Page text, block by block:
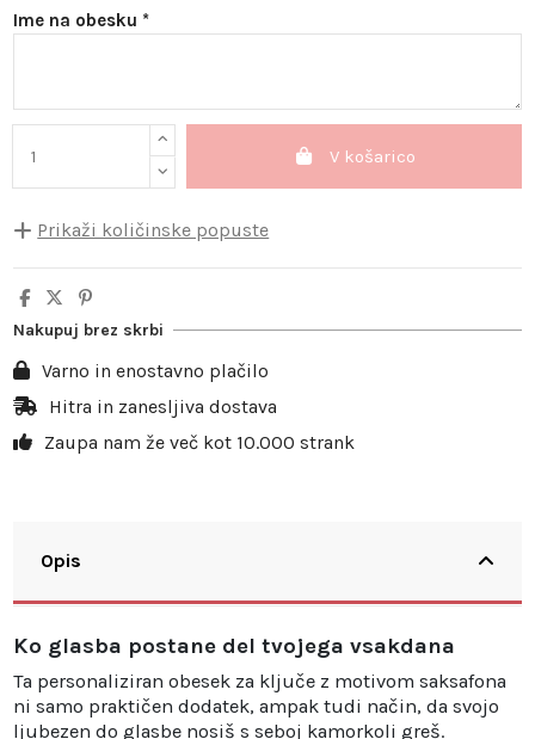
Ime na obesku *
V košarico
Prikaži količinske popuste
Količina Popust na enoto
Prihranek
10
20%
20
25%
30
30%
Nakupuj brez skrbi
Varno in enostavno plačilo
Hitra in zanesljiva dostava
Zaupa nam že več kot 10.000 strank
Opis
Ko glasba postane del tvojega vsakdana
Ta personaliziran obesek za ključe z motivom saksafona
ni samo praktičen dodatek, ampak tudi način, da svojo
ljubezen do glasbe nosiš s seboj kamorkoli greš.